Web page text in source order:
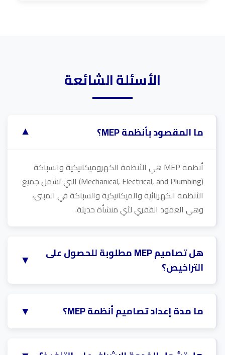
الأسئلة الشائعة
ما المقصود بأنظمة MEP؟ ▼
أنظمة MEP هي الأنظمة الكهروميكانيكية والسباكة
(Mechanical, Electrical, and Plumbing) التي تشمل جميع
الأنظمة الكهربائية والميكانيكية والسباكة في المبنى،
وهي العمود الفقري لأي منشأة حديثة.
هل تصاميم MEP مطلوبة للحصول على
التراخيص؟
▼
شرطاً أساسياً للحصول على موافقات الدفاع المدني
والبلديات والجهات الرقابية الأخرى قبل البدء في التنفيذ.
ما مدة إعداد تصاميم أنظمة MEP؟ ▼
المعلومات الأولية، ولكن يتم تقديم خطة عمل وجدول